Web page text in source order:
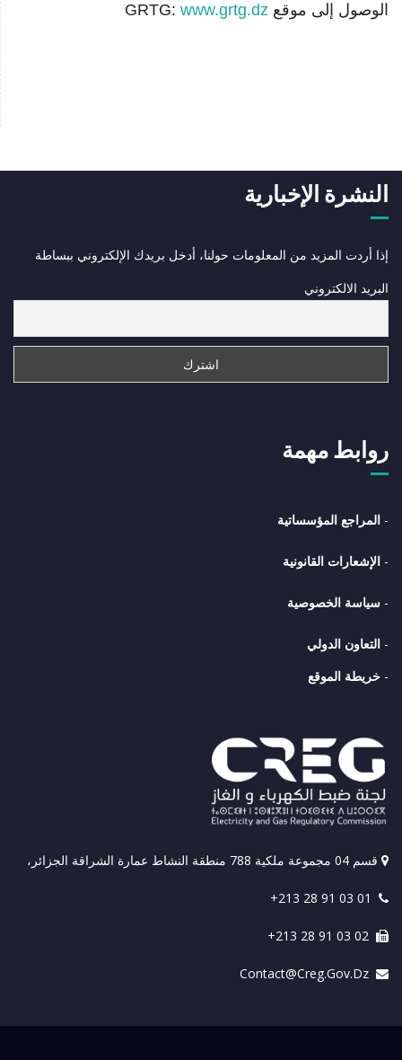
الوصول إلى موقع GRTG: www.grtg.dz
قسم 04 مجموعة ملكية 788 منطقة النشاط عمارة الشراقة الجزائر،
+213 28 91 03 01
+213 28 91 03 02
Contact@creg.gov.dz
روابط مهمة
- المراجع المؤسساتية
- الإشعارات القانونية
- سياسة الخصوصية
- التعاون الدولي
- خريطة الموقع
النشرة الإخبارية
إذا أردت المزيد من المعلومات حولنا، أدخل بريدك الإلكتروني ببساطة
البريد الالكتروني